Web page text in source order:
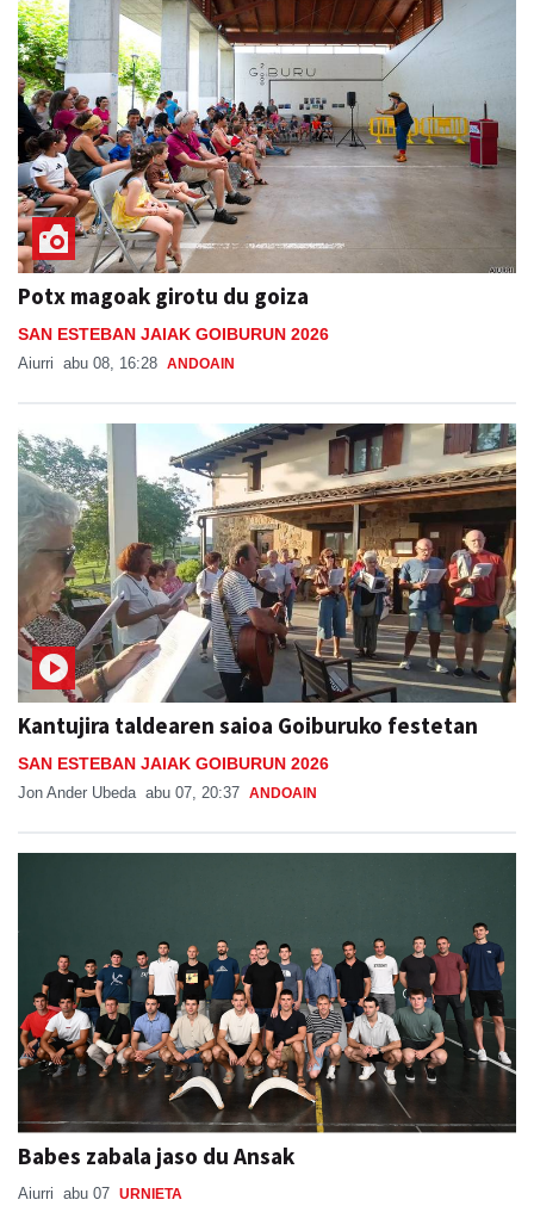
Potx magoak girotu du goiza
SAN ESTEBAN JAIAK GOIBURUN 2026
Aiurri abu 08, 16:28 ANDOAIN
Kantujira taldearen saioa Goiburuko festetan
SAN ESTEBAN JAIAK GOIBURUN 2026
Jon Ander Ubeda abu 07, 20:37 ANDOAIN
Babes zabala jaso du Ansak
Aiurri abu 07 URNIETA